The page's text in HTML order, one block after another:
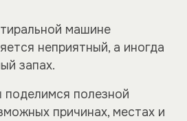
машине
неприятный, а иногда
запах.
полезной
причинах, местах и